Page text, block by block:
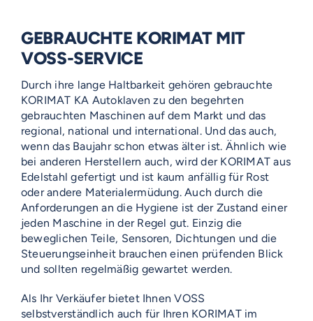
GEBRAUCHTE KORIMAT MIT
VOSS-SERVICE
Durch ihre lange Haltbarkeit gehören gebrauchte
KORIMAT KA Autoklaven zu den begehrten
gebrauchten Maschinen auf dem Markt und das
regional, national und international. Und das auch,
wenn das Baujahr schon etwas älter ist. Ähnlich wie
bei anderen Herstellern auch, wird der KORIMAT aus
Edelstahl gefertigt und ist kaum anfällig für Rost
oder andere Materialermüdung. Auch durch die
Anforderungen an die Hygiene ist der Zustand einer
jeden Maschine in der Regel gut. Einzig die
beweglichen Teile, Sensoren, Dichtungen und die
Steuerungseinheit brauchen einen prüfenden Blick
und sollten regelmäßig gewartet werden.
Als Ihr Verkäufer bietet Ihnen VOSS
selbstverständlich auch für Ihren KORIMAT im